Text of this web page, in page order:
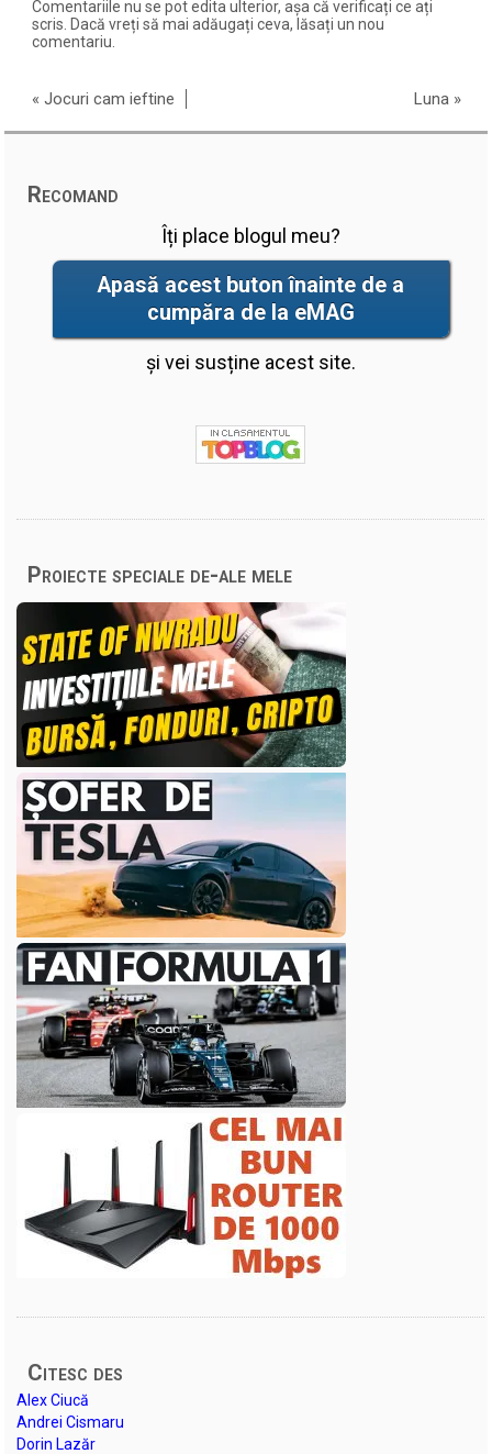
Comentariile nu se pot edita ulterior, așa că verificați ce ați
scris. Dacă vreți să mai adăugați ceva, lăsați un nou
comentariu.
«Jocuri cam ieftine Luna »
Recomand
Îți place blogul meu?
Apasă acest buton înainte de a
cumpăra de la eMAG
și vei susține acest site.
Proiecte speciale de-ale mele
Citesc des
Alex Ciucă
Andrei Cismaru
Dorin Lazăr